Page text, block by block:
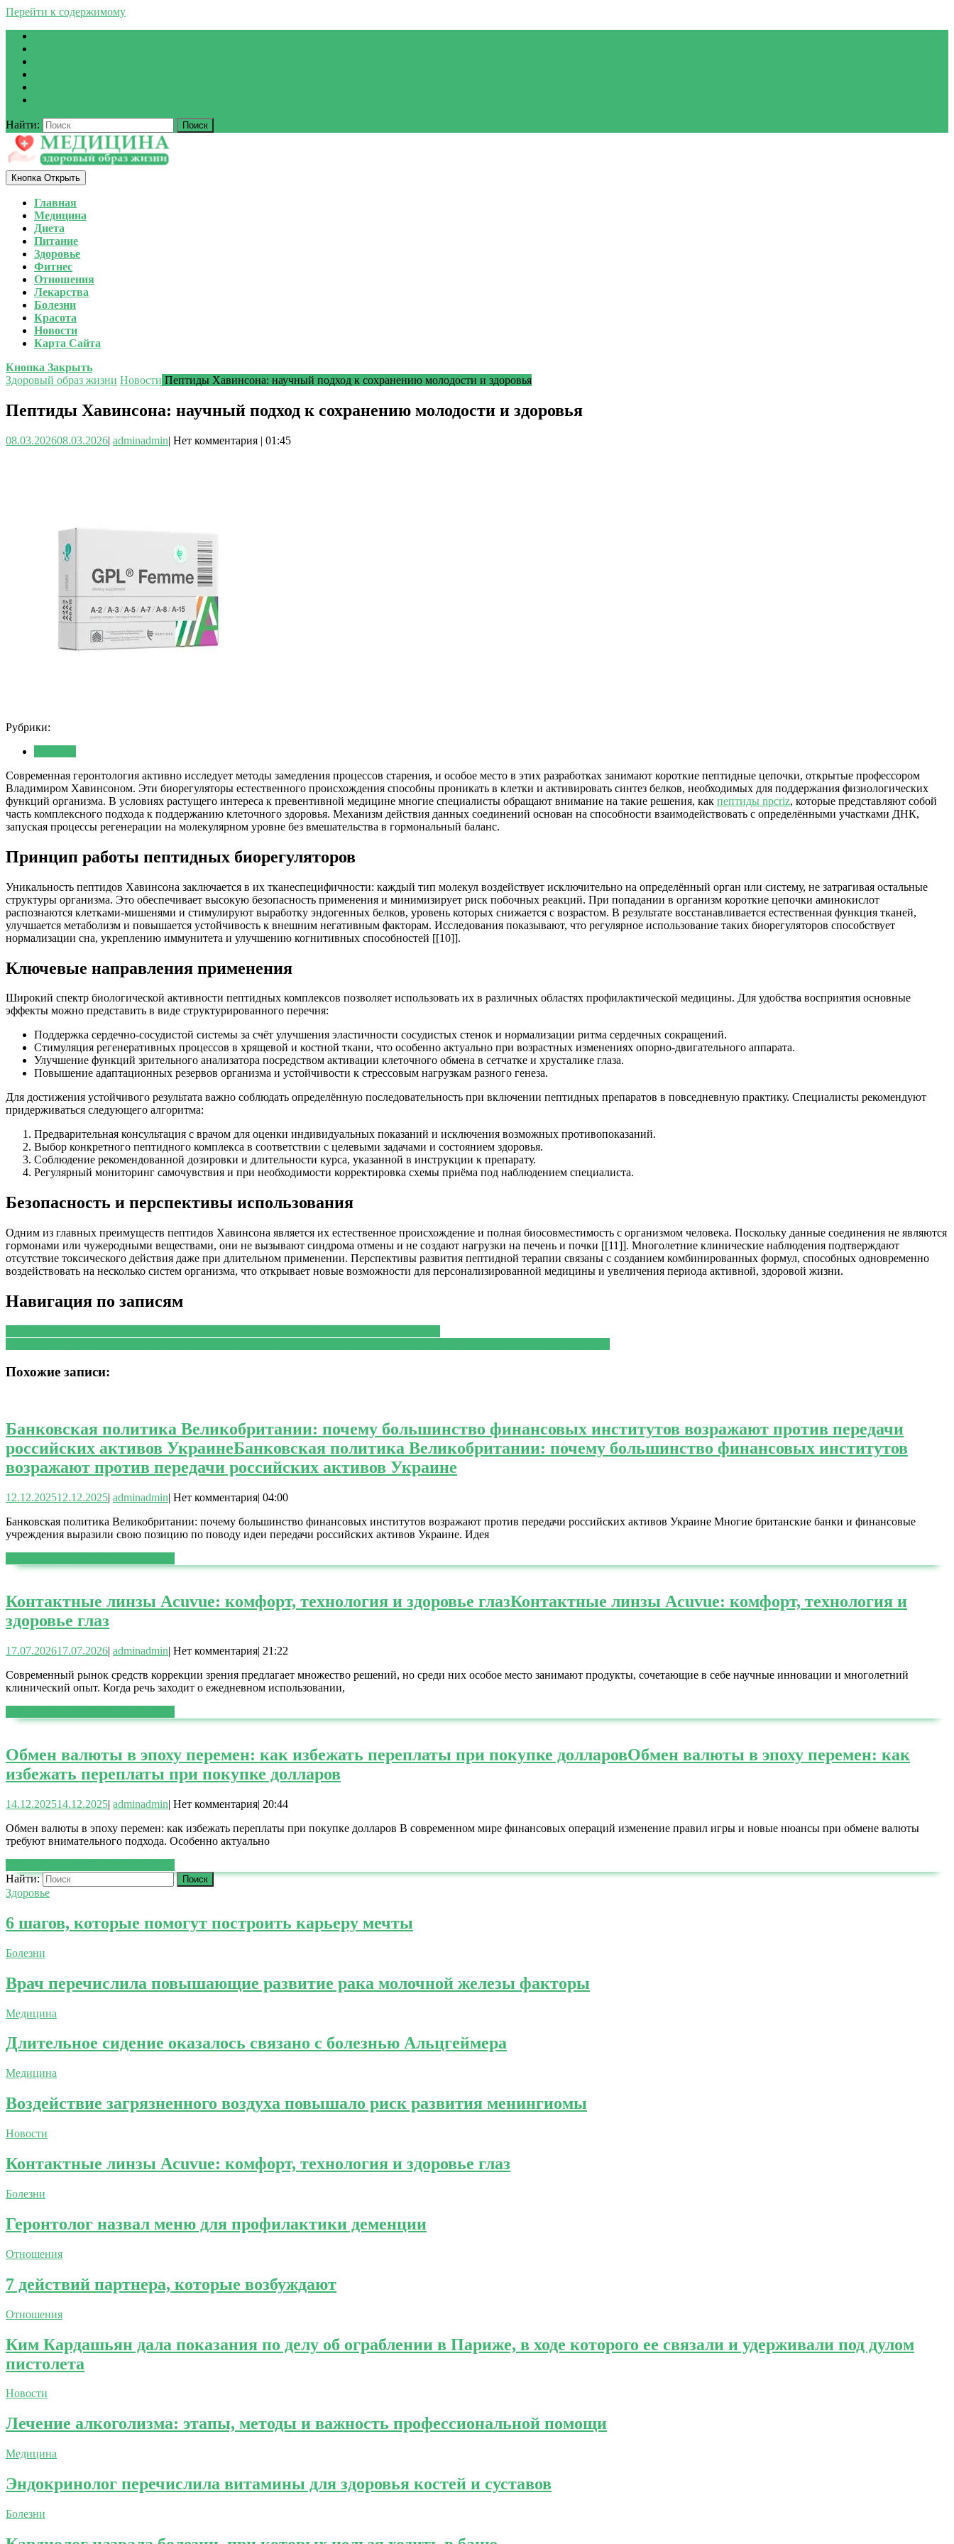
Перейти к содержимому
Найти:
Кнопка Открыть
Главная
Медицина
Диета
Питание
Здоровье
Фитнес
Отношения
Лекарства
Болезни
Красота
Новости
Карта Сайта
Кнопка Закрыть
Здоровый образ жизни Новости Пептиды Хавинсона: научный подход к сохранению молодости и здоровья
Пептиды Хавинсона: научный подход к сохранению молодости и здоровья
08.03.202608.03.2026| adminadmin| Нет комментария | 01:45
Рубрики:
Современная геронтология активно исследует методы замедления процессов старения, и особое место в этих разработках занимают короткие пептидные цепочки, открытые профессором
Владимиром Хавинсоном. Эти биорегуляторы естественного происхождения способны проникать в клетки и активировать синтез белков, необходимых для поддержания физиологических
функций организма. В условиях растущего интереса к превентивной медицине многие специалисты обращают внимание на такие решения, как пептиды npcriz, которые представляют собой
часть комплексного подхода к поддержанию клеточного здоровья. Механизм действия данных соединений основан на способности взаимодействовать с определёнными участками ДНК,
запуская процессы регенерации на молекулярном уровне без вмешательства в гормональный баланс.
Принцип работы пептидных биорегуляторов
Уникальность пептидов Хавинсона заключается в их тканеспецифичности: каждый тип молекул воздействует исключительно на определённый орган или систему, не затрагивая остальные
структуры организма. Это обеспечивает высокую безопасность применения и минимизирует риск побочных реакций. При попадании в организм короткие цепочки аминокислот
распознаются клетками-мишенями и стимулируют выработку эндогенных белков, уровень которых снижается с возрастом. В результате восстанавливается естественная функция тканей,
улучшается метаболизм и повышается устойчивость к внешним негативным факторам. Исследования показывают, что регулярное использование таких биорегуляторов способствует
нормализации сна, укреплению иммунитета и улучшению когнитивных способностей [[10]].
Ключевые направления применения
Широкий спектр биологической активности пептидных комплексов позволяет использовать их в различных областях профилактической медицины. Для удобства восприятия основные
эффекты можно представить в виде структурированного перечня:
Поддержка сердечно-сосудистой системы за счёт улучшения эластичности сосудистых стенок и нормализации ритма сердечных сокращений.
Стимуляция регенеративных процессов в хрящевой и костной ткани, что особенно актуально при возрастных изменениях опорно-двигательного аппарата.
Улучшение функций зрительного анализатора посредством активации клеточного обмена в сетчатке и хрусталике глаза.
Повышение адаптационных резервов организма и устойчивости к стрессовым нагрузкам разного генеза.
Для достижения устойчивого результата важно соблюдать определённую последовательность при включении пептидных препаратов в повседневную практику. Специалисты рекомендуют
придерживаться следующего алгоритма:
Предварительная консультация с врачом для оценки индивидуальных показаний и исключения возможных противопоказаний.
Выбор конкретного пептидного комплекса в соответствии с целевыми задачами и состоянием здоровья.
Соблюдение рекомендованной дозировки и длительности курса, указанной в инструкции к препарату.
Регулярный мониторинг самочувствия и при необходимости корректировка схемы приёма под наблюдением специалиста.
Безопасность и перспективы использования
Одним из главных преимуществ пептидов Хавинсона является их естественное происхождение и полная биосовместимость с организмом человека. Поскольку данные соединения не являются
гормонами или чужеродными веществами, они не вызывают синдрома отмены и не создают нагрузки на печень и почки [[11]]. Многолетние клинические наблюдения подтверждают
отсутствие токсического действия даже при длительном применении. Перспективы развития пептидной терапии связаны с созданием комбинированных формул, способных одновременно
воздействовать на несколько систем организма, что открывает новые возможности для персонализированной медицины и увеличения периода активной, здоровой жизни.
Навигация по записям
Похожие записи:
Банковская политика Великобритании: почему большинство финансовых институтов возражают против передачи
российских активов УкраинеБанковская политика Великобритании: почему большинство финансовых институтов
возражают против передачи российских активов Украине
12.12.202512.12.2025| adminadmin| Нет комментария| 04:00
Банковская политика Великобритании: почему большинство финансовых институтов возражают против передачи российских активов Украине Многие британские банки и финансовые
учреждения выразили свою позицию по поводу идеи передачи российских активов Украине. Идея
Контактные линзы Acuvue: комфорт, технология и здоровье глазКонтактные линзы Acuvue: комфорт, технология и
здоровье глаз
17.07.202617.07.2026| adminadmin| Нет комментария| 21:22
Современный рынок средств коррекции зрения предлагает множество решений, но среди них особое место занимают продукты, сочетающие в себе научные инновации и многолетний
клинический опыт. Когда речь заходит о ежедневном использовании,
Обмен валюты в эпоху перемен: как избежать переплаты при покупке долларовОбмен валюты в эпоху перемен: как
избежать переплаты при покупке долларов
14.12.202514.12.2025| adminadmin| Нет комментария| 20:44
Обмен валюты в эпоху перемен: как избежать переплаты при покупке долларов В современном мире финансовых операций изменение правил игры и новые нюансы при обмене валюты
требуют внимательного подхода. Особенно актуально
Найти:
Здоровье
6 шагов, которые помогут построить карьеру мечты
Болезни
Врач перечислила повышающие развитие рака молочной железы факторы
Медицина
Длительное сидение оказалось связано с болезнью Альцгеймера
Медицина
Воздействие загрязненного воздуха повышало риск развития менингиомы
Новости
Контактные линзы Acuvue: комфорт, технология и здоровье глаз
Болезни
Геронтолог назвал меню для профилактики деменции
Отношения
7 действий партнера, которые возбуждают
Отношения
Ким Кардашьян дала показания по делу об ограблении в Париже, в ходе которого ее связали и удерживали под дулом
пистолета
Новости
Лечение алкоголизма: этапы, методы и важность профессиональной помощи
Медицина
Эндокринолог перечислила витамины для здоровья костей и суставов
Болезни